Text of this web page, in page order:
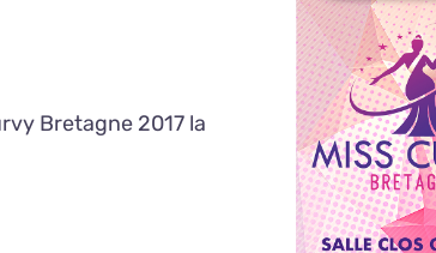
Bretagne 2017 la